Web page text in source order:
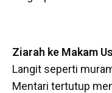
Ziarah ke Makam
Langit seperti
Mentari tertutup